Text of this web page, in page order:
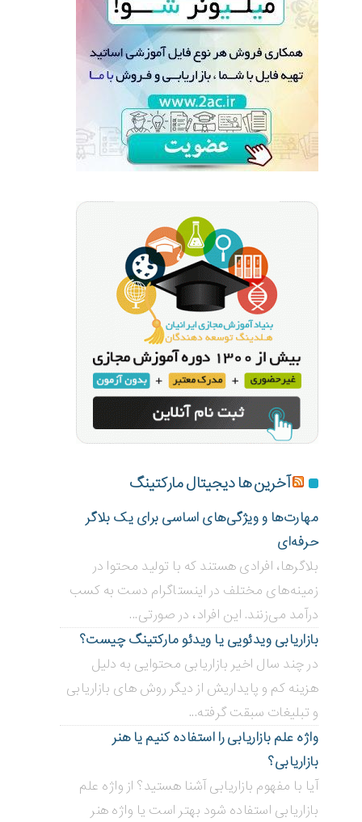
آخرین ها دیجیتال مارکتینگ
مهارت‌ها و ویژگی‌های اساسی برای یک بلاگر
حرفه‌ای
بلاگر‌ها، افرادی هستند که با تولید محتوا در
زمینه‌های مختلف در اینستاگرام دست به کسب
درآمد می‌زنند. این افراد، در صورتی...
بازاریابی ویدئویی ‌یا ویدئو مارکتینگ چیست؟
در چند سال اخیر بازاریابی محتوایی به دلیل
هزینه کم و پایداریش از دیگر روش های بازاریابی
و تبلیغات سبقت گرفته...
واژه علم بازاریابی را استفاده کنیم یا هنر
بازاریابی؟
آیا با مفهوم بازاریابی آشنا هستید؟ از واژه علم
بازاریابی استفاده شود بهتر است یا واژه هنر